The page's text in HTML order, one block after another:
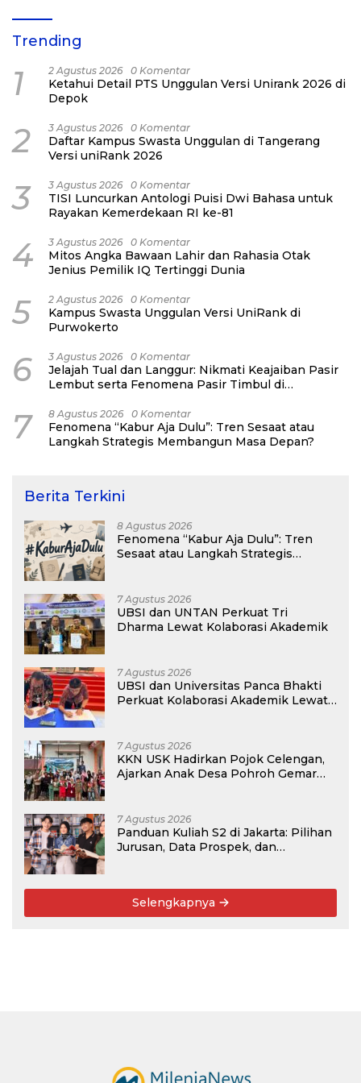
Trending
1 2 Agustus 2026 0 Komentar
Ketahui Detail PTS Unggulan Versi Unirank 2026 di
Depok
2 3 Agustus 2026 0 Komentar
Daftar Kampus Swasta Unggulan di Tangerang
Versi uniRank 2026
3 3 Agustus 2026 0 Komentar
TISI Luncurkan Antologi Puisi Dwi Bahasa untuk
Rayakan Kemerdekaan RI ke-81
4 3 Agustus 2026 0 Komentar
Mitos Angka Bawaan Lahir dan Rahasia Otak
Jenius Pemilik IQ Tertinggi Dunia
5 2 Agustus 2026 0 Komentar
Kampus Swasta Unggulan Versi UniRank di
Purwokerto
6 3 Agustus 2026 0 Komentar
Jelajah Tual dan Langgur: Nikmati Keajaiban Pasir
Lembut serta Fenomena Pasir Timbul di
7 8 Agustus 2026 0 Komentar
Fenomena “Kabur Aja Dulu”: Tren Sesaat atau
Langkah Strategis Membangun Masa Depan?
Berita Terkini
8 Agustus 2026
Fenomena “Kabur Aja Dulu”: Tren
Sesaat atau Langkah Strategis
7 Agustus 2026
UBSI dan UNTAN Perkuat Tri
Dharma Lewat Kolaborasi Akademik
7 Agustus 2026
UBSI dan Universitas Panca Bhakti
Perkuat Kolaborasi Akademik Lewat
7 Agustus 2026
KKN USK Hadirkan Pojok Celengan,
Ajarkan Anak Desa Pohroh Gemar
7 Agustus 2026
Panduan Kuliah S2 di Jakarta: Pilihan
Jurusan, Data Prospek, dan
Selengkapnya